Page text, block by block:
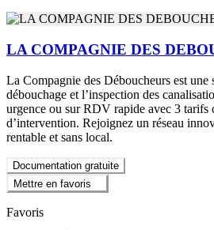
LA COMPAGNIE DES
La Compagnie des Déboucheurs est une
débouchage et l’inspection des
urgence ou sur RDV rapide avec 3 tarifs
d’intervention. Rejoignez un réseau
rentable et sans local.
Documentation gratuite
Mettre en favoris
Favoris